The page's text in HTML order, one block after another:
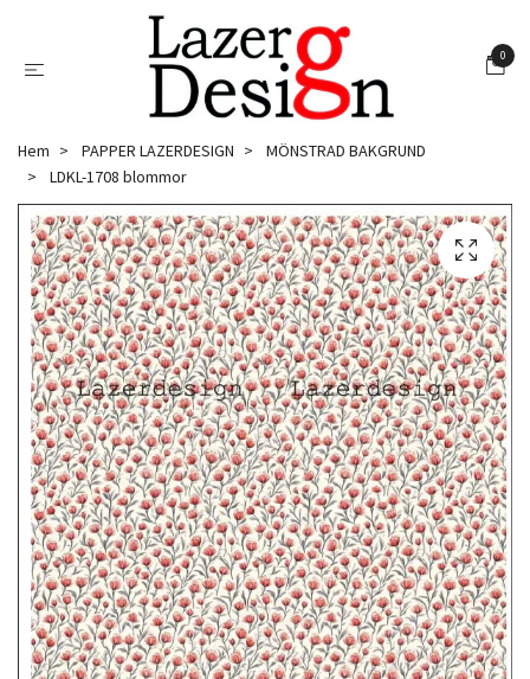
0
Hem PAPPER LAZERDESIGN
MÖNSTRAD BAKGRUND
LDKL-1708 blommor